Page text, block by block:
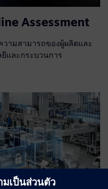
Assessment
ามสามารถของผู้ผลิตและ
และกระบวนการ